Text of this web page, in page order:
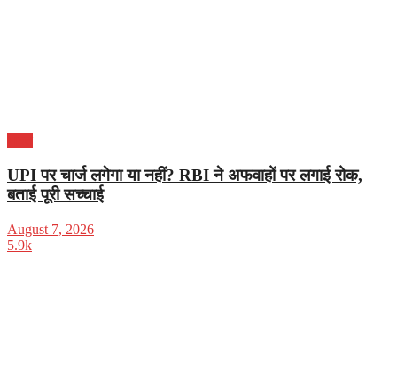
UPI पर चार्ज लगेगा या नहीं? RBI ने अफवाहों पर लगाई रोक,
बताई पूरी सच्चाई
August 7, 2026
5.9k